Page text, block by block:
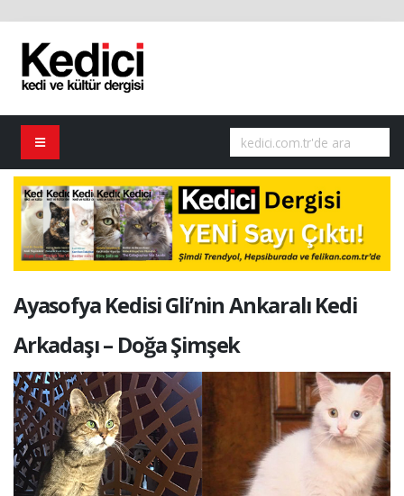
Ayasofya Kedisi Gli’nin Ankaralı Kedi
Arkadaşı – Doğa Şimşek